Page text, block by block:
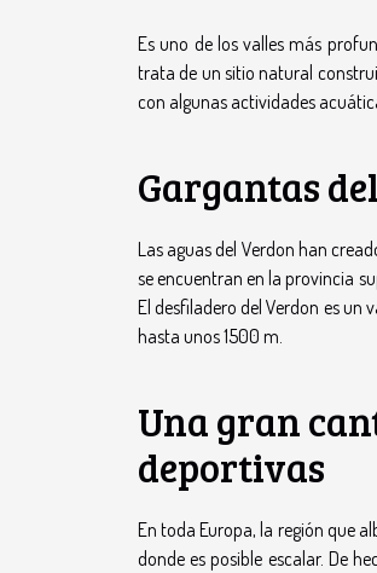
Es uno de los valles más
trata de un sitio natural
con algunas actividades
Gargantas
Las aguas del Verdon han
se encuentran en la provincia
El desfiladero del Verdon es un
hasta unos 1500 m.
Una gran
deportivas
En toda Europa, la región que
donde es posible escalar. De